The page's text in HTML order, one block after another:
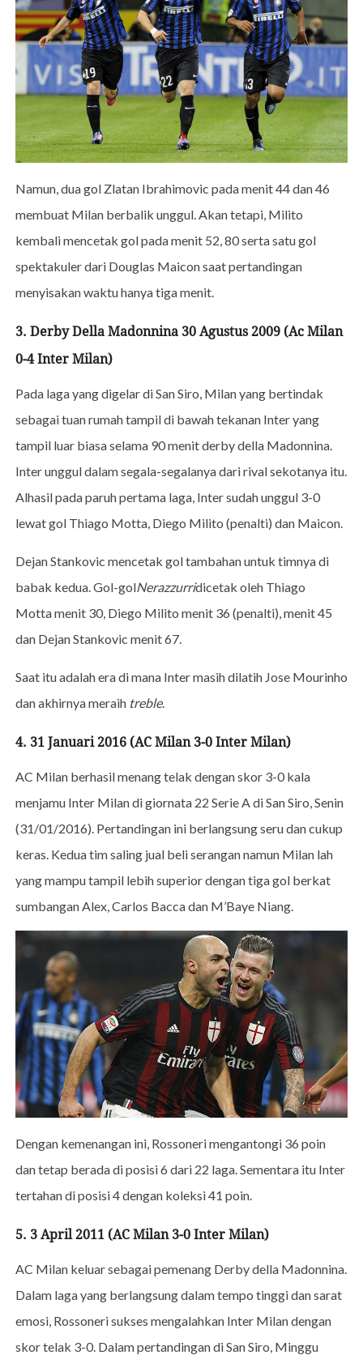
Namun, dua gol Zlatan Ibrahimovic pada menit 44 dan 46
membuat Milan berbalik unggul. Akan tetapi, Milito
kembali mencetak gol pada menit 52, 80 serta satu gol
spektakuler dari Douglas Maicon saat pertandingan
menyisakan waktu hanya tiga menit.
3. Derby Della Madonnina 30 Agustus 2009 (Ac Milan
0-4 Inter Milan)
Pada laga yang digelar di San Siro, Milan yang bertindak
sebagai tuan rumah tampil di bawah tekanan Inter yang
tampil luar biasa selama 90 menit derby della Madonnina.
Inter unggul dalam segala-segalanya dari rival sekotanya itu.
Alhasil pada paruh pertama laga, Inter sudah unggul 3-0
lewat gol Thiago Motta, Diego Milito (penalti) dan Maicon.
Dejan Stankovic mencetak gol tambahan untuk timnya di
babak kedua. Gol-golNerazzurridicetak oleh Thiago
Motta menit 30, Diego Milito menit 36 (penalti), menit 45
dan Dejan Stankovic menit 67.
Saat itu adalah era di mana Inter masih dilatih Jose Mourinho
dan akhirnya meraih treble.
4. 31 Januari 2016 (AC Milan 3-0 Inter Milan)
AC Milan berhasil menang telak dengan skor 3-0 kala
menjamu Inter Milan di giornata 22 Serie A di San Siro, Senin
(31/01/2016). Pertandingan ini berlangsung seru dan cukup
keras. Kedua tim saling jual beli serangan namun Milan lah
yang mampu tampil lebih superior dengan tiga gol berkat
sumbangan Alex, Carlos Bacca dan M’Baye Niang.
Dengan kemenangan ini, Rossoneri mengantongi 36 poin
dan tetap berada di posisi 6 dari 22 laga. Sementara itu Inter
tertahan di posisi 4 dengan koleksi 41 poin.
5. 3 April 2011 (AC Milan 3-0 Inter Milan)
AC Milan keluar sebagai pemenang Derby della Madonnina.
Dalam laga yang berlangsung dalam tempo tinggi dan sarat
emosi, Rossoneri sukses mengalahkan Inter Milan dengan
skor telak 3-0. Dalam pertandingan di San Siro, Minggu